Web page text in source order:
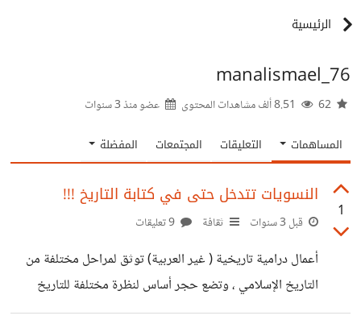
الرئيسية
manalismael_76
عضو منذ3 سنوات
المساهمات التعليقات المجتمعات المفضلة
1
النسويات تتدخل حتى في كتابة التاريخ !!!
قبل 3 سنوات ثقافة
أعمال درامية تاريخية ( غير العربية) توثق لمراحل مختلفة من
التاريخ الإسلامي ، وتضع حجر أساس لنظرة مختلفة للتاريخ
والعلاقات الإجتماعية والسياسية ، وحتى الفكر الديني ، صورة